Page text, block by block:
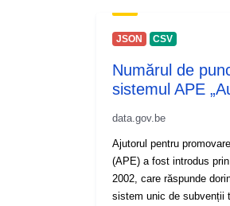
JSON CSV
Numărul de
sistemul APE
data.gov.be
Ajutorul pentru
(APE) a fost introdus
2002, care răspunde
sistem unic de subvenții